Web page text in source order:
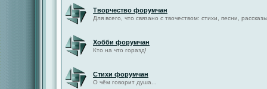
Творчество форумчан
Для всего, что связано с твочеством: стихи, песни,
Хобби форумчан
Кто на что горазд!
Стихи форумчан
О чём говорит душа...